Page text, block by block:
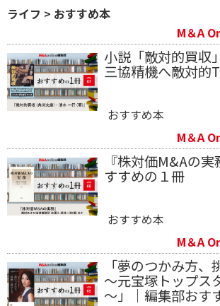
ライフ > おすすめ本
M＆A
小説「敵対的買収
三協精機へ敵対的
おすすめ本
M＆A
『株対価M&Aの
すすめの１冊
おすすめ本
M＆A
「夢のつかみ方
～元宝塚トップス
～」｜編集部おす